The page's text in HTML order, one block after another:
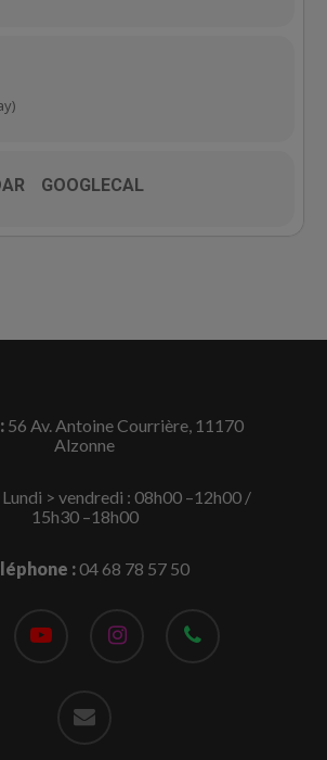
GOOGLECAL
56 Av. Antoine Courrière, 11170
Alzonne
> vendredi : 08h00 –12h00 /
15h30 –18h00
:04 68 78 57 50
instagram phone